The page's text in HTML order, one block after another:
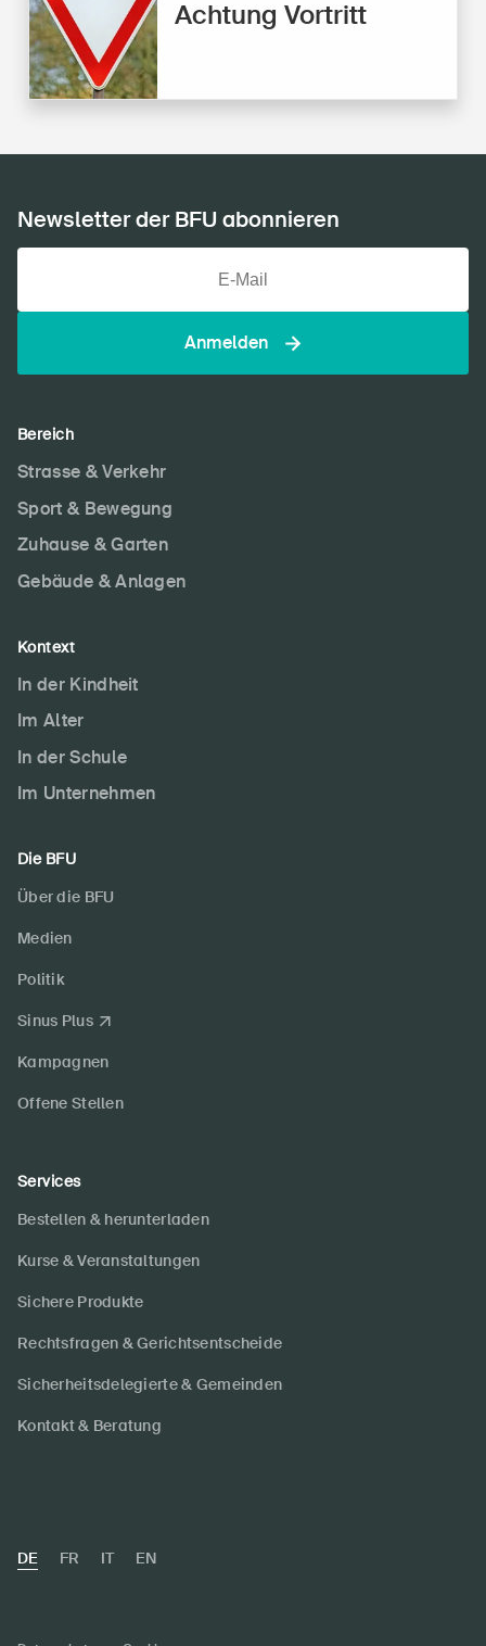
Achtung Vortritt
Newsletter der BFU abonnieren
Anmelden
Bereich
Strasse & Verkehr
Sport & Bewegung
Zuhause & Garten
Gebäude & Anlagen
Kontext
In der Kindheit
Im Alter
In der Schule
Im Unternehmen
Die BFU
Über die BFU
Medien
Politik
Sinus Plus
Kampagnen
Offene Stellen
Services
Bestellen & herunterladen
Kurse & Veranstaltungen
Sichere Produkte
Rechtsfragen & Gerichtsentscheide
Sicherheitsdelegierte & Gemeinden
Kontakt & Beratung
DE FR IT EN